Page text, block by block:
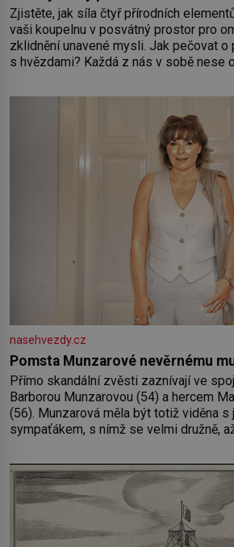
Zjistěte, jak síla čtyř přírodních
vaši koupelnu v posvátný prostor pro
zklidnění unavené mysli. Jak pečovat o
s hvězdami? Každá z nás v sobě nese
pokožky. Ohnivá znamení Ženy
nasehvezdy.cz
Pomsta Munzarové nevěrnému
Přímo skandální zvěsti zaznívají ve
Barborou Munzarovou (54) a hercem
(56). Munzarová měla být totiž viděna s
sympaťákem, s nímž se velmi družně,